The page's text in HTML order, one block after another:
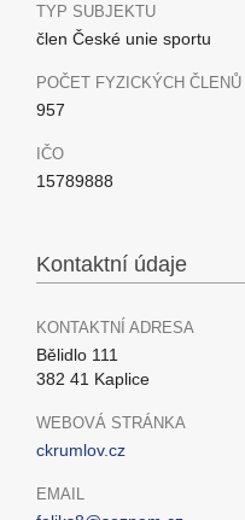
TYP SUBJEKTU
člen České unie sportu
POČET FYZICKÝCH ČLENŮ
957
IČO
15789888
Kontaktní údaje
KONTAKTNÍ ADRESA
Bělidlo 111
382 41 Kaplice
WEBOVÁ STRÁNKA
ckrumlov.cz
EMAIL